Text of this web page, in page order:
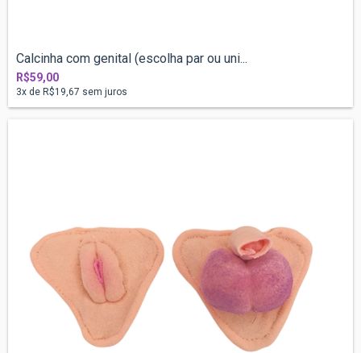
Calcinha com genital (escolha par ou uni...
R$59,00
3x de R$19,67 sem juros